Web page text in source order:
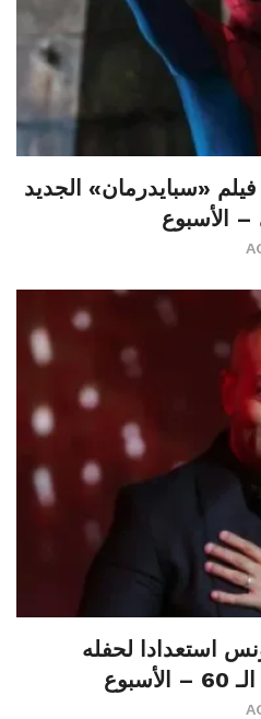
«سبايدرمان» الجديد
– الأسبوع
استعدادا لحفله